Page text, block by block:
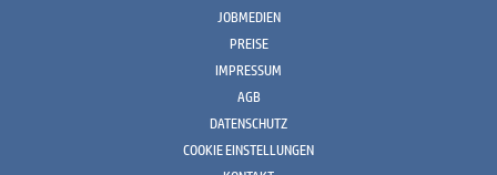
JOBMEDIEN
PREISE
IMPRESSUM
AGB
DATENSCHUTZ
COOKIE EINSTELLUNGEN